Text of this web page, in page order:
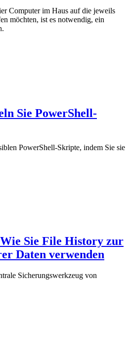
Computer im Haus auf die jeweils
möchten, ist es notwendig, ein
Sie PowerShell-
PowerShell-Skripte, indem Sie sie
Sie File History zur
Daten verwenden
Sicherungswerkzeug von